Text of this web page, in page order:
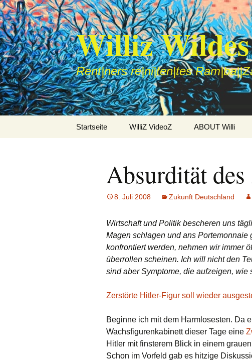
Williz
Rent|ners re|ni|ten|tes
Startseite WilliZ VideoZ ABOUT Willi
Absurdität
8. Juli 2008 Zukunft Deutschland
Wirtschaft und Politik bescheren uns
Magen schlagen und ans Portemonnaie
konfrontiert werden, nehmen wir immer
überrollen scheinen. Ich will nicht den
sind aber Symptome, die aufzeigen, wie
Zerstörte Hitler-Figur soll wieder
Beginne ich mit dem Harmlosesten. Da
Wachsfigurenkabinett dieser Tage eine
Hitler mit finsterem Blick in einem
Schon im Vorfeld gab es hitzige